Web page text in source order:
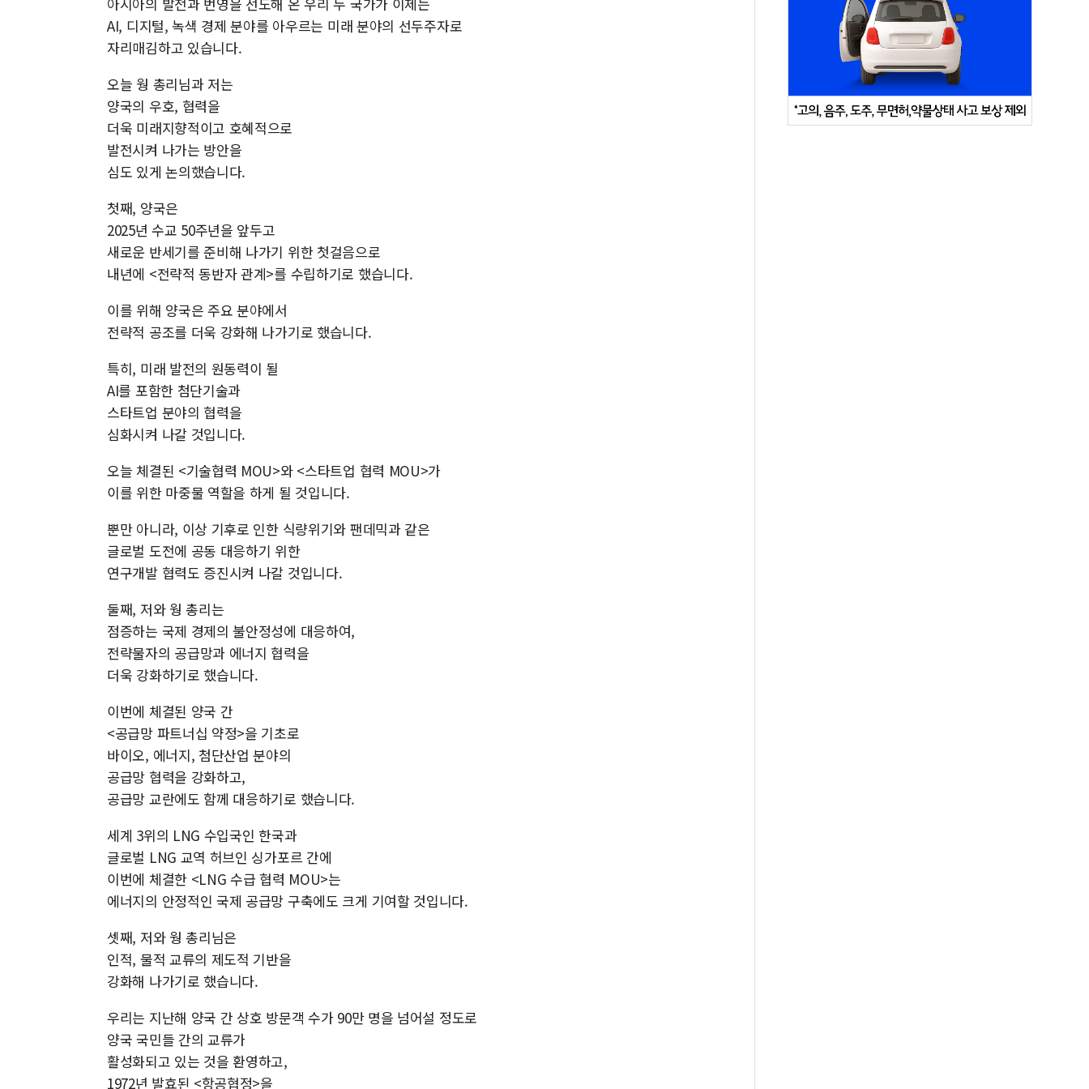
AI, 디지털, 녹색 경제 분야를 아우르는 미래 분야의 선두주자로
자리매김하고 있습니다.
오늘 웡 총리님과 저는
양국의 우호, 협력을
더욱 미래지향적이고 호혜적으로
발전시켜 나가는 방안을
심도 있게 논의했습니다.
첫째, 양국은
2025년 수교 50주년을 앞두고
새로운 반세기를 준비해 나가기 위한 첫걸음으로
내년에 <전략적 동반자 관계>를 수립하기로 했습니다.
이를 위해 양국은 주요 분야에서
전략적 공조를 더욱 강화해 나가기로 했습니다.
특히, 미래 발전의 원동력이 될
AI를 포함한 첨단기술과
스타트업 분야의 협력을
심화시켜 나갈 것입니다.
오늘 체결된 <기술협력 MOU>와 <스타트업 협력 MOU>가
이를 위한 마중물 역할을 하게 될 것입니다.
뿐만 아니라, 이상 기후로 인한 식량위기와 팬데믹과 같은
글로벌 도전에 공동 대응하기 위한
연구개발 협력도 증진시켜 나갈 것입니다.
둘째, 저와 웡 총리는
점증하는 국제 경제의 불안정성에 대응하여,
전략물자의 공급망과 에너지 협력을
더욱 강화하기로 했습니다.
이번에 체결된 양국 간
<공급망 파트너십 약정>을 기초로
바이오, 에너지, 첨단산업 분야의
공급망 협력을 강화하고,
공급망 교란에도 함께 대응하기로 했습니다.
세계 3위의 LNG 수입국인 한국과
글로벌 LNG 교역 허브인 싱가포르 간에
이번에 체결한 <LNG 수급 협력 MOU>는
에너지의 안정적인 국제 공급망 구축에도 크게 기여할 것입니다.
셋째, 저와 웡 총리님은
인적, 물적 교류의 제도적 기반을
강화해 나가기로 했습니다.
우리는 지난해 양국 간 상호 방문객 수가 90만 명을 넘어설 정도로
양국 국민들 간의 교류가
활성화되고 있는 것을 환영하고,
1972년 발효된 <항공협정>을